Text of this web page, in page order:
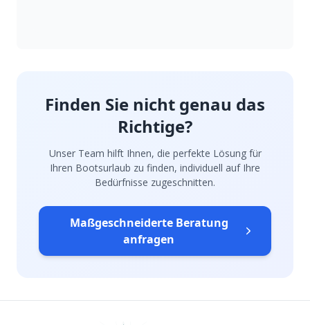
Finden Sie nicht genau das
Richtige?
Unser Team hilft Ihnen, die perfekte Lösung für
Ihren Bootsurlaub zu finden, individuell auf Ihre
Bedürfnisse zugeschnitten.
Maßgeschneiderte Beratung
anfragen